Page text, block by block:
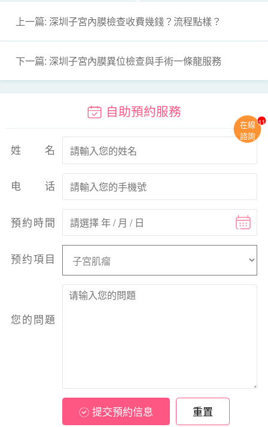
上一篇: 深圳子宮內膜檢查收費幾錢？流程點樣？
下一篇: 深圳子宮內膜異位檢查與手術一條龍服務
自助預約服務
姓名
电话
預約時間
预约項目
您的問題
提交預約信息 重置
在線
諮詢
11